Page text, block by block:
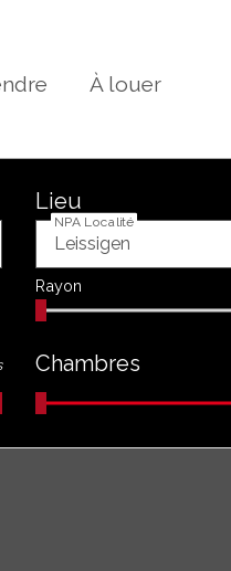
À louer
Lieu
NPA Localité
Rayon
Chambres